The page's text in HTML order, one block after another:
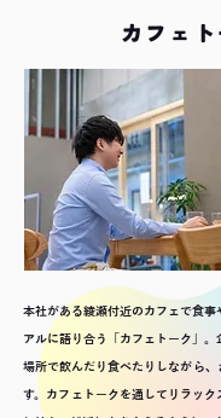
カフェト
本社がある綾瀬付近のカフェで食事
アルに語り合う「カフェトーク」
場所で飲んだり食べたりしながら、
す。カフェトークを通してリラック